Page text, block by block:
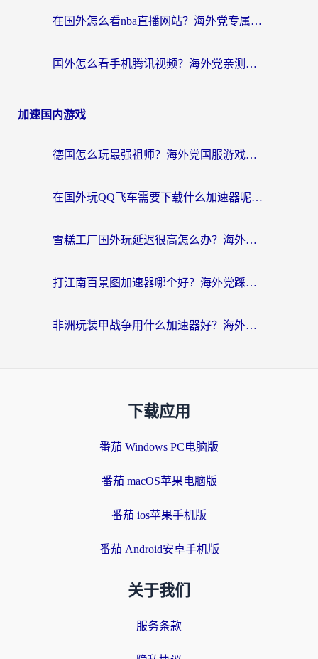
在国外怎么看nba直播网站？海外党专属体育观赛指南，告别地区限制！
国外怎么看手机腾讯视频？海外党亲测有效的追剧加速器选择指南
加速国内游戏
德国怎么玩最强祖师？海外党国服游戏加速器选择全攻略（附宝可梦Online实测）
在国外玩QQ飞车需要下载什么加速器呢？海外党亲测有效的国服游戏加速指南
雪糕工厂国外玩延迟很高怎么办？海外玩家国服游戏加速终极攻略（附实测推荐）
打江南百景图加速器哪个好？海外党踩坑N次后，终于找到不卡的秘诀
非洲玩装甲战争用什么加速器好？海外党亲测有效的国服游戏加速方案
下载应用
番茄 Windows PC电脑版
番茄 macOS苹果电脑版
番茄 ios苹果手机版
番茄 Android安卓手机版
关于我们
服务条款